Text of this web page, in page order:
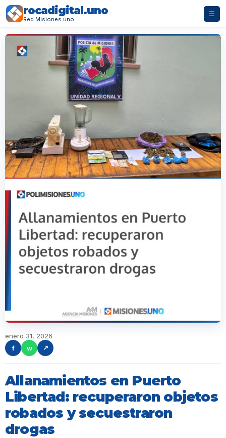
rocadigital.uno
Red Misiones.uno
☰
enero 31, 2026
f
w ↗
Allanamientos en Puerto
Libertad: recuperaron objetos
robados y secuestraron
drogas